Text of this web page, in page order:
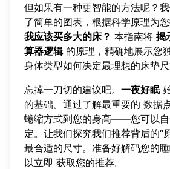
但如果有一种更智能的方法呢？
了简单的图表，根据科学原理为您
我应该买多大的床？ 本指南将 揭
算器逻辑的原理，精确地展示您
身体类型如何决定最理想的床垫尺
忘掉一刀切的建议吧。 一夜好眠
的基础。通过了解最重要的 数
蜷缩方式到您的身高——您可以
定。让我们探究我们推荐背后的“
最合适的尺寸。准备好解码您的
以立即 获取您的推荐。